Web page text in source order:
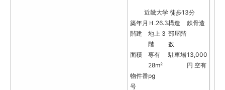
近畿大学 徒歩13分
築年月 Ｈ.26.3構造
鉄骨造
階建
地上 3
階
部屋階
数
面積
専有
28m²
駐車場13,000
円 空有
物件番
号
pg